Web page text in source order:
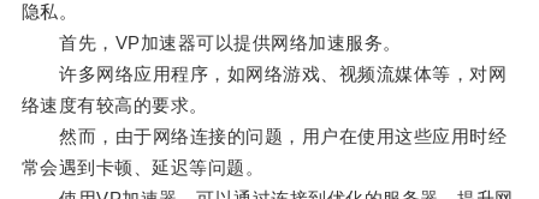
隐私。
首先，VP加速器可以提供网络加速服务。
许多网络应用程序，如网络游戏、视频流媒体等，对网
络速度有较高的要求。
然而，由于网络连接的问题，用户在使用这些应用时经
常会遇到卡顿、延迟等问题。